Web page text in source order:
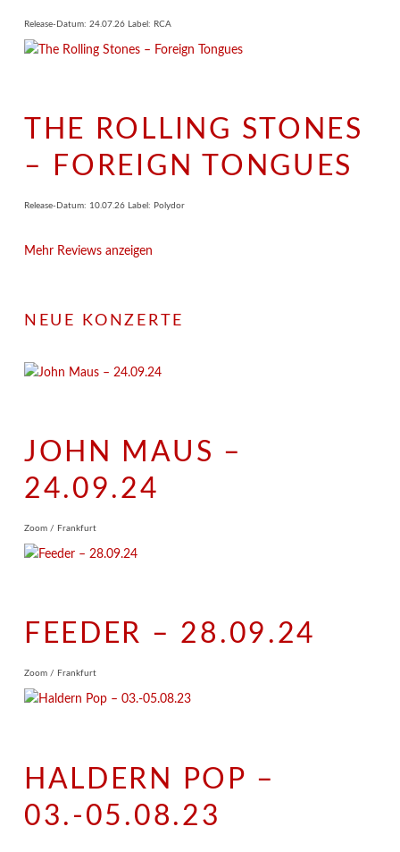
Release-Datum: 24.07.26 Label: RCA
THE ROLLING STONES
– FOREIGN TONGUES
Release-Datum: 10.07.26 Label: Polydor
Mehr Reviews anzeigen
NEUE KONZERTE
JOHN MAUS –
24.09.24
Zoom / Frankfurt
FEEDER – 28.09.24
Zoom / Frankfurt
HALDERN POP –
03.-05.08.23